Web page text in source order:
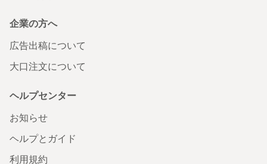
企業の方へ
広告出稿について
大口注文について
ヘルプセンター
お知らせ
ヘルプとガイド
利用規約